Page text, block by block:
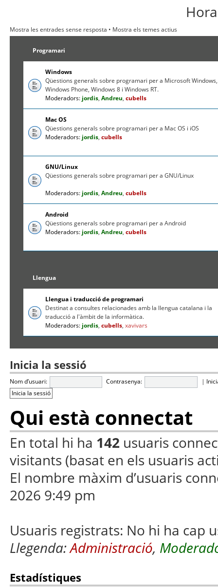
Mostra les entrades sense resposta • Mostra els temes actius
Programari
Windows
Qüestions generals sobre programari per a Microsoft Windows,
Windows Phone, Windows 8 i Windows RT.
Moderadors: jordis,Andreu,cubells
Mac OS
Qüestions generals sobre programari per a Mac OS i iOS
Moderadors: jordis,cubells
GNU/Linux
Qüestions generals sobre programari per a GNU/Linux
Moderadors: jordis,Andreu,cubells
Android
Qüestions generals sobre programari per a Android
Moderadors: jordis,Andreu,cubells
Llengua
Llengua i traducció de programari
Destinat a consultes relacionades amb la llengua catalana i la
traducció a l'àmbit de la informàtica.
Moderadors: jordis,cubells,xavivars
Inicia la sessió
Nom d’usuari: Contrasenya: |
Qui està connectat
En total hi ha 142 usuaris
visitants (basat en els usuaris
El nombre màxim d’usuaris
2026 9:49 pm
Usuaris registrats: No hi ha cap
Llegenda:Administració,
Estadístiques